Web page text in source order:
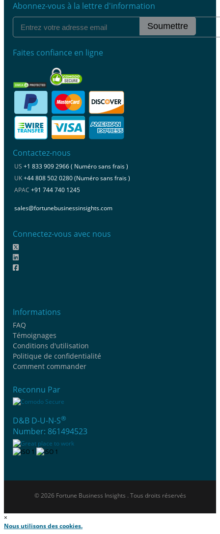
Abonnez-vous à la lettre d'information
Soumettre
Faites confiance en ligne
Contactez-nous
US +1 833 909 2966 ( Numéro sans frais )
UK+44 808 502 0280 (Numéro sans frais )
APAC +91 744 740 1245
sales@fortunebusinessinsights.com
Connectez-vous avec nous
Informations
FAQ
Témoignages
Conditions d'utilisation
Politique de confidentialité
Comment commander
Reconnu Par
D&B D-U-N-S®
Number: 861494523
© 2026 Fortune Business Insights . Tous droits réservés
×
Nous utilisons des cookies.